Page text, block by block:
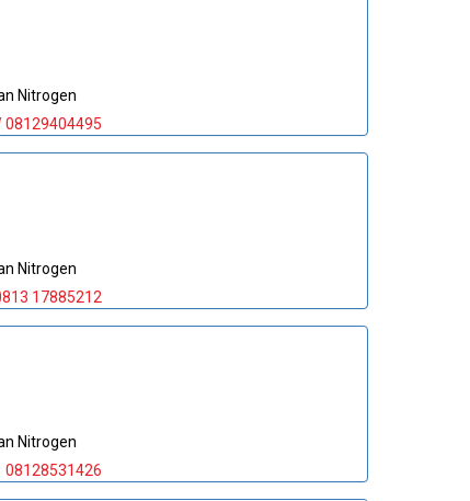
Nitrogen
Nitrogen
17885212
Nitrogen
08128531426